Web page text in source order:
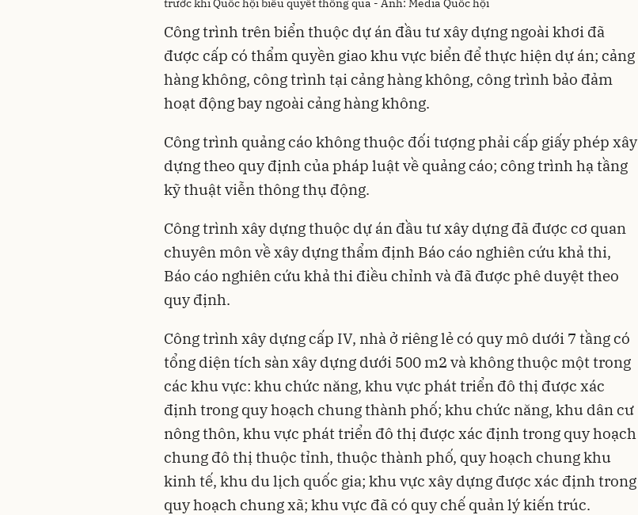
trước khi Quốc hội biểu quyết thông qua - Ảnh: Media Quốc hội
Công trình trên biển thuộc dự án đầu tư xây dựng ngoài khơi đã
được cấp có thẩm quyền giao khu vực biển để thực hiện dự án; cảng
hàng không, công trình tại cảng hàng không, công trình bảo đảm
hoạt động bay ngoài cảng hàng không.
Công trình quảng cáo không thuộc đối tượng phải cấp giấy phép xây
dựng theo quy định của pháp luật về quảng cáo; công trình hạ tầng
kỹ thuật viễn thông thụ động.
Công trình xây dựng thuộc dự án đầu tư xây dựng đã được cơ quan
chuyên môn về xây dựng thẩm định Báo cáo nghiên cứu khả thi,
Báo cáo nghiên cứu khả thi điều chỉnh và đã được phê duyệt theo
quy định.
Công trình xây dựng cấp IV, nhà ở riêng lẻ có quy mô dưới 7 tầng có
tổng diện tích sàn xây dựng dưới 500 m2 và không thuộc một trong
các khu vực: khu chức năng, khu vực phát triển đô thị được xác
định trong quy hoạch chung thành phố; khu chức năng, khu dân cư
nông thôn, khu vực phát triển đô thị được xác định trong quy hoạch
chung đô thị thuộc tỉnh, thuộc thành phố, quy hoạch chung khu
kinh tế, khu du lịch quốc gia; khu vực xây dựng được xác định trong
quy hoạch chung xã; khu vực đã có quy chế quản lý kiến trúc.